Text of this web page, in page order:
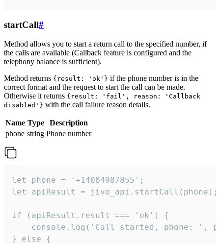
startCall#
Method allows you to start a return call to the specified number, if
the calls are available (Callback feature is configured and the
telephony balance is sufficient).
Method returns {result: 'ok'} if the phone number is in the
correct format and the request to start the call can be made.
Otherwise it returns {result: 'fail', reason: 'Callback
disabled'} with the call failure reason details.
Name Type
Description
phone string Phone number
let phone = '+14084987855';
let apiResult = jivo_api.startCall(phone);
if (apiResult.result === 'ok') {
console.log('Call started, phone: ',
} else {